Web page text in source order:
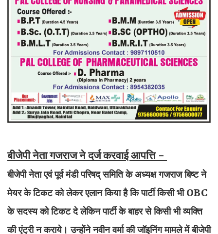
बीजेपी नेता गजराज ने दर्ज करवाई आपत्ति -
बीजेपी नेता एवं पूर्व मंडी परिषद् समिति के अध्यक्ष गजराज बिष्ट ने
मेयर के टिकट को लेकर एलान किया है कि पार्टी किसी भी OBC
के सदस्य को टिकट दे लेकिन पार्टी के बाहर से किसी भी व्यक्ति
की एंट्री न कराये। उन्होंने नवीन वर्मा की जॉइनिंग मामले में बीजेपी